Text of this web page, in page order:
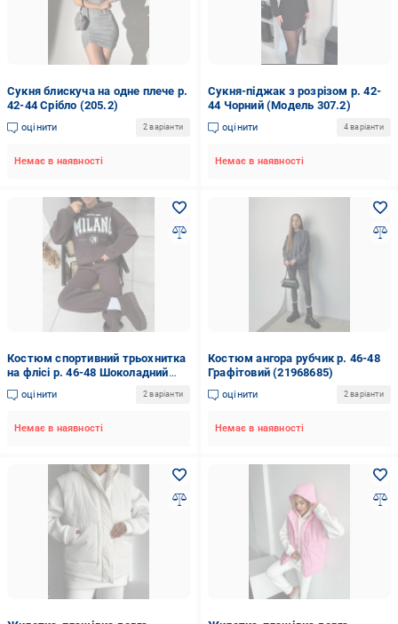
Сукня блискуча на одне плече р.
42-44 Срібло (205.2)
оцінити 2 варіанти
Немає в наявності
Сукня-піджак з розрізом р. 42-
44 Чорний (Модель 307.2)
оцінити 4 варіанти
Немає в наявності
Костюм спортивний трьохнитка
на флісі р. 46-48 Шоколадний
(22603837)
оцінити 2 варіанти
Немає в наявності
Костюм ангора рубчик р. 46-48
Графітовий (21968685)
оцінити 2 варіанти
Немає в наявності